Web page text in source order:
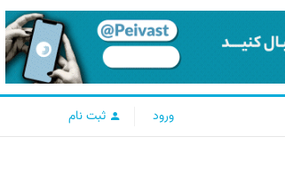
ورود ثبت نام